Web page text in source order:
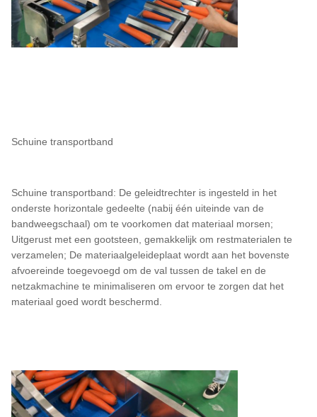
Schuine transportband
Schuine transportband: De geleidtrechter is ingesteld in het
onderste horizontale gedeelte (nabij één uiteinde van de
bandweegschaal) om te voorkomen dat materiaal morsen;
Uitgerust met een gootsteen, gemakkelijk om restmaterialen te
verzamelen; De materiaalgeleideplaat wordt aan het bovenste
afvoereinde toegevoegd om de val tussen de takel en de
netzakmachine te minimaliseren om ervoor te zorgen dat het
materiaal goed wordt beschermd.